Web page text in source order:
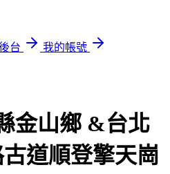
台
我的帳號
金山鄉 &台北
道順登擎天崗